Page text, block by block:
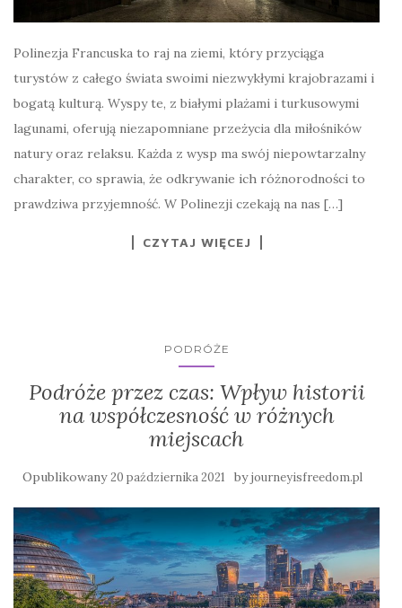
Polinezja Francuska to raj na ziemi, który przyciąga
turystów z całego świata swoimi niezwykłymi krajobrazami i
bogatą kulturą. Wyspy te, z białymi plażami i turkusowymi
lagunami, oferują niezapomniane przeżycia dla miłośników
natury oraz relaksu. Każda z wysp ma swój niepowtarzalny
charakter, co sprawia, że odkrywanie ich różnorodności to
prawdziwa przyjemność. W Polinezji czekają na nas […]
CZYTAJ WIĘCEJ
PODRÓŻE
Podróże przez czas: Wpływ historii
na współczesność w różnych
miejscach
Opublikowany20 października 2021 byjourneyisfreedom.pl